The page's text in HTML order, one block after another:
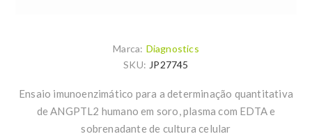
Marca: Diagnostics
SKU: JP27745
Ensaio imunoenzimático para a determinação quantitativa
de ANGPTL2 humano em soro, plasma com EDTA e
sobrenadante de cultura celular